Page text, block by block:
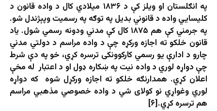
په انګلستان او ويلز کې د ۱۸۳۶ میلادي کال د واده قانون د
کليسايي واده د قانوني بديل په توګه په رسميت وپېژندل شو.
په جرمني کې هم ۱۸۷۵ کال کې مدني ودونه رسمي شول. یاد
قانون خلکو ته اجازه ورکړه چې د واده مراسم د دولتي مدني
چارو د ادارې يو رسمي کارکوونکی ترسره کړي، خو په دې شرط
چې دواړه لوري د واده نيت په ښکاره ډول او د اعتبار له مخې
اعلان کړي. همدارنګه خلکو ته اجازه ورکړل شوه که دواړه
لوري وغواړي نو کولای شي د واده خصوصي مذهبي مراسم
هم ترسره کړي.[۶]